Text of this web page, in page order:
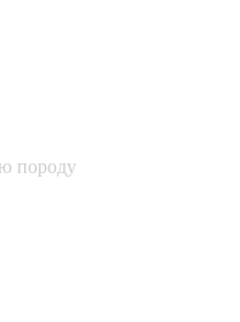
породу